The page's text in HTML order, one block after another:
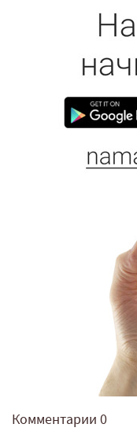
Комментарии 0